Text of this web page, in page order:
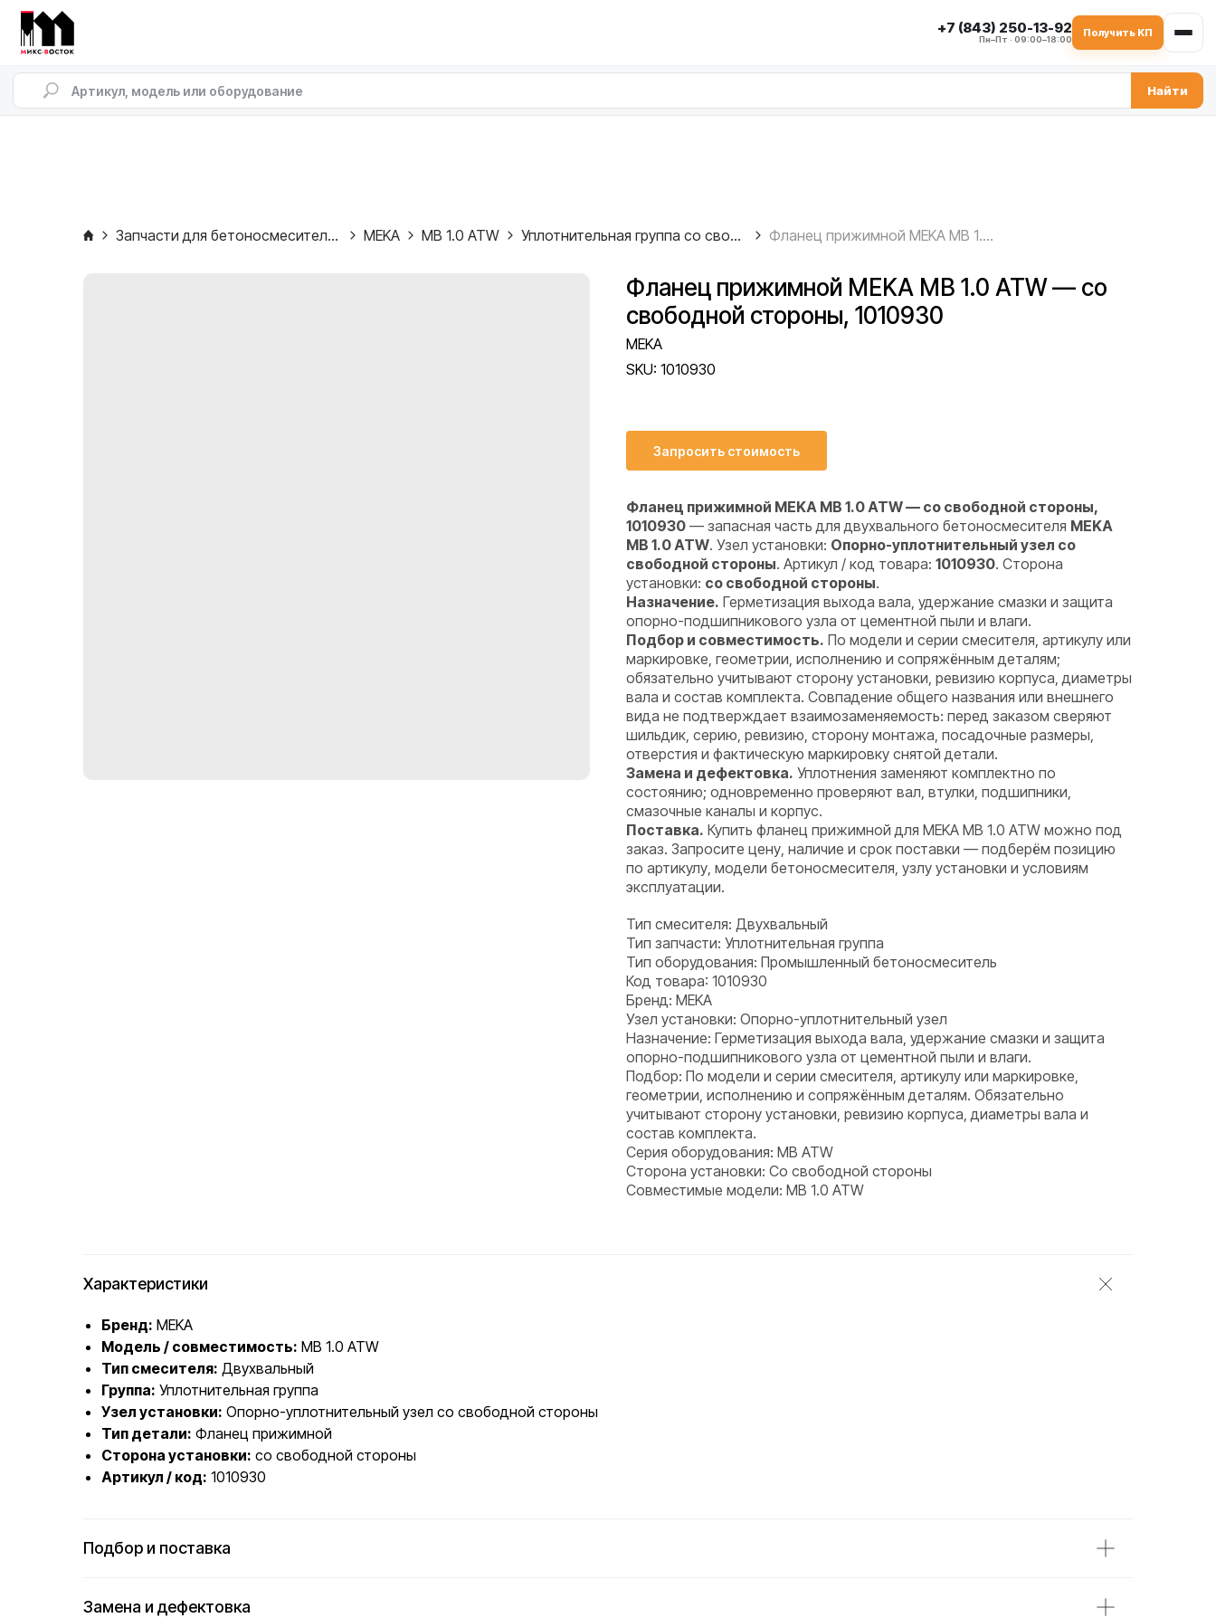
+7 (843) 250-13-92
Пн–Пт · 09:00–18:00
Получить КП
Найти
Запчасти для бетоносмесителей MEKA MB 1.0 ATW Уплотнительная группа со свободной стороны Фланец прижимной MEKA MB 1.0 ATW — со свободной стороны, 1010930
Фланец прижимной MEKA MB 1.0 ATW — со
свободной стороны, 1010930
MEKA
SKU: 1010930
Запросить стоимость
Фланец прижимной MEKA MB 1.0 ATW — со свободной стороны,
1010930 — запасная часть для двухвального бетоносмесителя MEKA
MB 1.0 ATW. Узел установки: Опорно-уплотнительный узел со
свободной стороны. Артикул / код товара: 1010930. Сторона
установки: со свободной стороны.
Назначение. Герметизация выхода вала, удержание смазки и защита
опорно-подшипникового узла от цементной пыли и влаги.
Подбор и совместимость. По модели и серии смесителя, артикулу или
маркировке, геометрии, исполнению и сопряжённым деталям;
обязательно учитывают сторону установки, ревизию корпуса, диаметры
вала и состав комплекта. Совпадение общего названия или внешнего
вида не подтверждает взаимозаменяемость: перед заказом сверяют
шильдик, серию, ревизию, сторону монтажа, посадочные размеры,
отверстия и фактическую маркировку снятой детали.
Замена и дефектовка. Уплотнения заменяют комплектно по
состоянию; одновременно проверяют вал, втулки, подшипники,
смазочные каналы и корпус.
Поставка. Купить фланец прижимной для MEKA MB 1.0 ATW можно под
заказ. Запросите цену, наличие и срок поставки — подберём позицию
по артикулу, модели бетоносмесителя, узлу установки и условиям
эксплуатации.
Тип смесителя: Двухвальный
Тип запчасти: Уплотнительная группа
Тип оборудования: Промышленный бетоносмеситель
Код товара: 1010930
Бренд: MEKA
Узел установки: Опорно-уплотнительный узел
Назначение: Герметизация выхода вала, удержание смазки и защита
опорно-подшипникового узла от цементной пыли и влаги.
Подбор: По модели и серии смесителя, артикулу или маркировке,
геометрии, исполнению и сопряжённым деталям. Обязательно
учитывают сторону установки, ревизию корпуса, диаметры вала и
состав комплекта.
Серия оборудования: MB ATW
Сторона установки: Со свободной стороны
Совместимые модели: MB 1.0 ATW
Характеристики
Бренд: MEKA
Модель / совместимость: MB 1.0 ATW
Тип смесителя: Двухвальный
Группа: Уплотнительная группа
Узел установки: Опорно-уплотнительный узел со свободной стороны
Тип детали: Фланец прижимной
Сторона установки: со свободной стороны
Артикул / код: 1010930
Подбор и поставка
Замена и дефектовка